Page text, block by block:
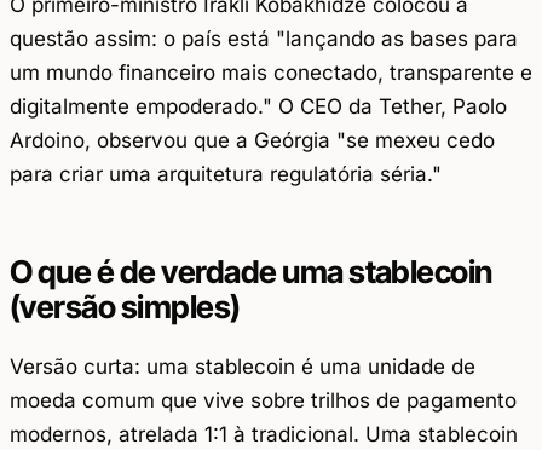
questão assim: o país está "lançando as bases para
um mundo financeiro mais conectado, transparente e
digitalmente empoderado." O CEO da Tether, Paolo
Ardoino, observou que a Geórgia "se mexeu cedo
para criar uma arquitetura regulatória séria."
O que é de verdade uma stablecoin
(versão simples)
Versão curta: uma stablecoin é uma unidade de
moeda comum que vive sobre trilhos de pagamento
modernos, atrelada 1:1 à tradicional. Uma stablecoin